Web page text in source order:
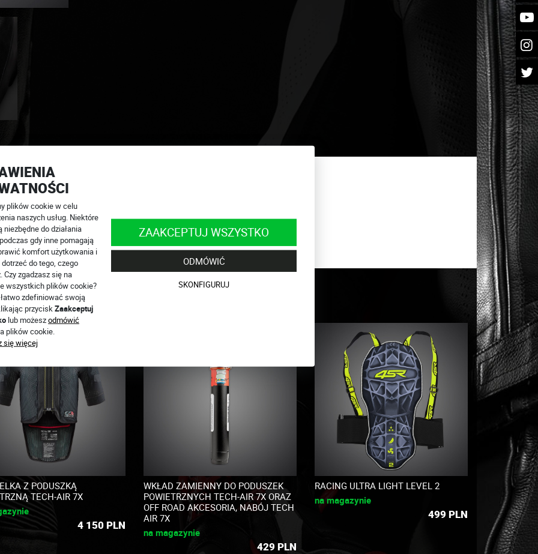
plików cookie w celu
naszych usług. Niektóre
niezbędne do działania
gdy inne pomagają
komfort użytkowania i
do tego, czego
Czy zgadzasz się na
wszystkich plików cookie?
zdefiniować swoją
przyciskZaakceptuj
lub możeszodmówić
plików cookie.
się więcej
ZAAKCEPTUJ WSZYSTKO
ODMÓWIĆ
SKONFIGURUJ
®Race , Tech-Air
®
.
444 571info@4SR.pl
online!
OCHRANIACZE
Z PODUSZKĄ
TECH-AIR 7X
4 150 PLN
WKŁAD ZAMIENNY DO PODUSZEK
POWIETRZNYCH TECH-AIR 7X ORAZ
OFF ROAD AKCESORIA, NABÓJ TECH
AIR 7X
na magazynie
429PLN
RACING ULTRA LIGHT LEVEL 2
na magazynie
499 PLN